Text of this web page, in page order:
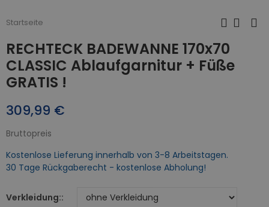
Startseite
RECHTECK BADEWANNE 170x70
CLASSIC Ablaufgarnitur + Füße
GRATIS !
309,99 €
Bruttopreis
Kostenlose Lieferung innerhalb von 3-8 Arbeitstagen.
30 Tage Rückgaberecht - kostenlose Abholung!
Verkleidung: